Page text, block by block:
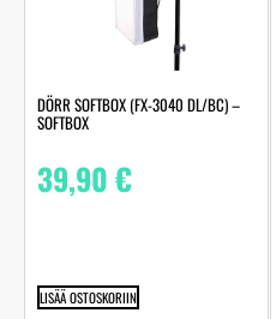
DÖRR SOFTBOX (FX-3040 DL/BC) –
SOFTBOX
39,90€
LISÄÄ OSTOSKORIIN